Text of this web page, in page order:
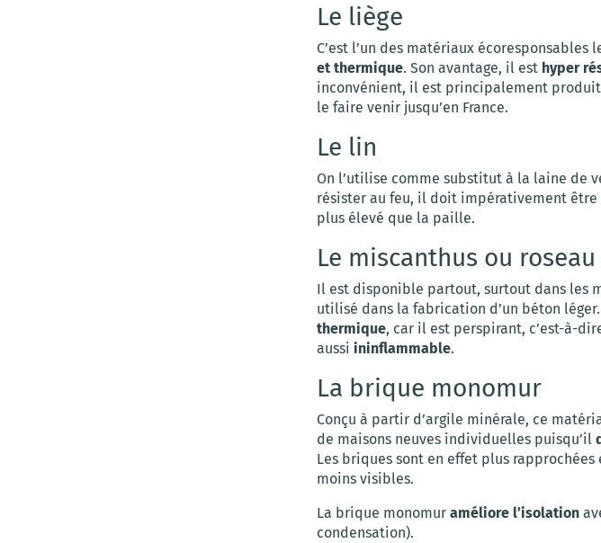
Le liège
C’est l’un des matériaux écoresponsables
et thermique. Son avantage, il est hyper
inconvénient, il est principalement produit
le faire venir jusqu’en France.
Le lin
On l’utilise comme substitut à la laine de
résister au feu, il doit impérativement
plus élevé que la paille.
Le miscanthus ou
Il est disponible partout, surtout dans les
utilisé dans la fabrication d’un béton léger.
thermique, car il est perspirant, c’est-à-
aussi ininflammable.
La brique monomur
Conçu à partir d’argile minérale, ce
de maisons neuves individuelles puisqu’il
Les briques sont en effet plus
moins visibles.
La brique monomur améliore l’isolation
condensation).